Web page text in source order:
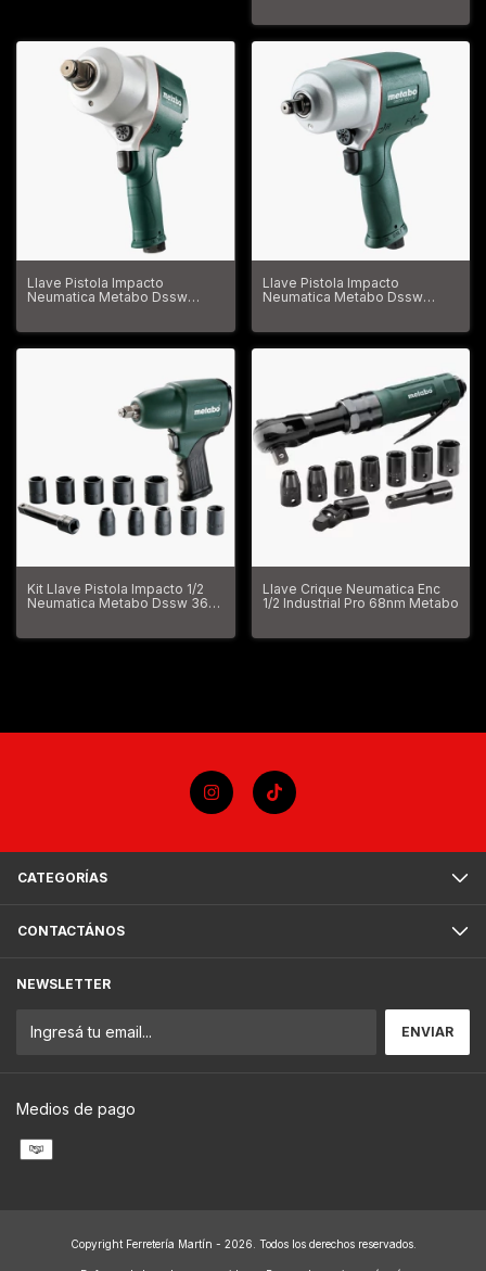
Llave Pistola Impacto
Neumatica Metabo Dssw
Llave Pistola Impacto
Neumatica Metabo Dssw
Kit Llave Pistola Impacto 1/2
Neumatica Metabo Dssw 360
Llave Crique Neumatica Enc
1/2 Industrial Pro 68nm Metabo
CATEGORÍAS
CONTACTÁNOS
NEWSLETTER
Medios de pago
Copyright Ferretería Martín - 2026. Todos los derechos reservados.